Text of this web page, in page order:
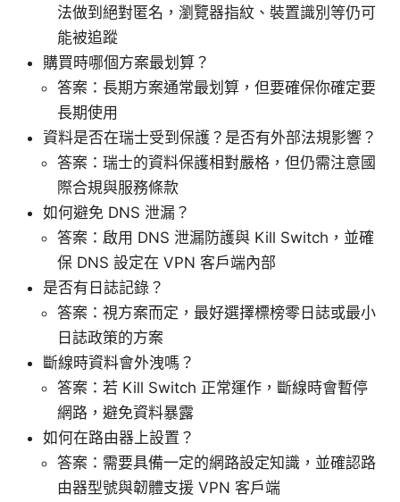
法做到絕對匿名，瀏覽器指紋、裝置識別等仍可
能被追蹤
購買時哪個方案最划算？
答案：長期方案通常最划算，但要確保你確定要
長期使用
資料是否在瑞士受到保護？是否有外部法規影響？
答案：瑞士的資料保護相對嚴格，但仍需注意國
際合規與服務條款
如何避免 DNS 泄漏？
答案：啟用 DNS 泄漏防護與 Kill Switch，並確
保 DNS 設定在 VPN 客戶端內部
是否有日誌記錄？
答案：視方案而定，最好選擇標榜零日誌或最小
日誌政策的方案
斷線時資料會外洩嗎？
答案：若 Kill Switch 正常運作，斷線時會暫停
網路，避免資料暴露
如何在路由器上設置？
答案：需要具備一定的網路設定知識，並確認路
由器型號與韌體支援 VPN 客戶端